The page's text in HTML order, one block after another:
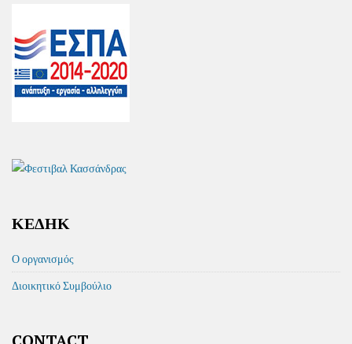
ΚΕΔΗΚ
Ο οργανισμός
Διοικητικό Συμβούλιο